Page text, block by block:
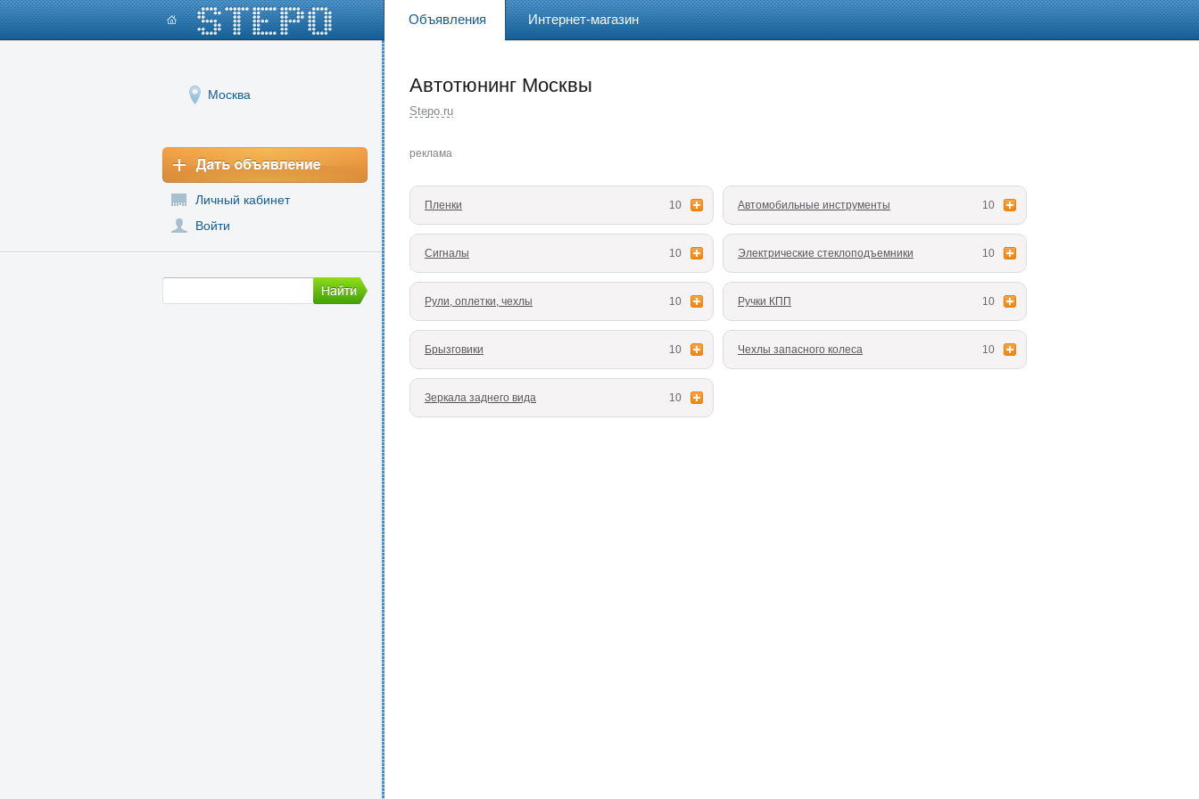
Объявления Интернет-магазин
Москва
Личный кабинет
Войти
Автотюнинг Москвы
Stepo.ru
реклама
Пленки 10 Автомобильные инструменты 10
Сигналы 10 Электрические стеклоподъемники 10
Рули, оплетки, чехлы 10 Ручки КПП 10
Брызговики 10 Чехлы запасного колеса 10
Зеркала заднего вида 10